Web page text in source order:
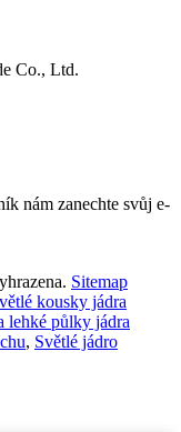
Co., Ltd.
nám zanechte svůj e-
Sitemap
kousky jádra
lehké půlky jádra
, Světlé jádro